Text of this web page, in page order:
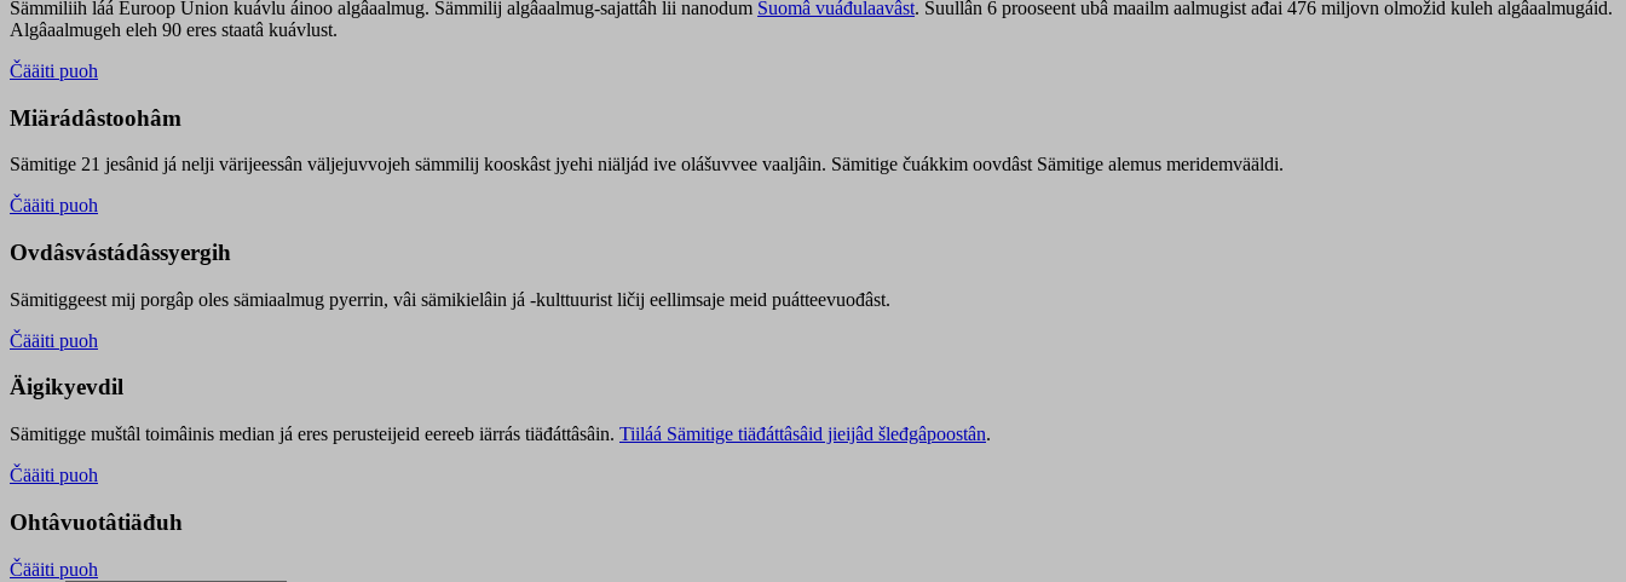
Sämmiliih láá Euroop Union kuávlu áinoo algâaalmug. Sämmilij algâaalmug-sajattâh lii nanodum Suomâ vuáđulaavâst. Suullân 6 prooseent ubâ maailm aalmugist ađai 476 miljovn olmožid kuleh algâaalmugáid.
Algâaalmugeh eleh 90 eres staatâ kuávlust.
Čääiti puoh
Miärádâstoohâm
Sämitige 21 jesânid já nelji värijeessân väljejuvvojeh sämmilij kooskâst jyehi niäljád ive olášuvvee vaaljâin. Sämitige čuákkim oovdâst Sämitige alemus meridemvääldi.
Čääiti puoh
Ovdâsvástádâssyergih
Sämitiggeest mij porgâp oles sämiaalmug pyerrin, vâi sämikielâin já -kulttuurist ličij eellimsaje meid puátteevuođâst.
Čääiti puoh
Äigikyevdil
Sämitigge muštâl toimâinis median já eres perusteijeid eereeb iärrás tiäđáttâsâin. Tiiláá Sämitige tiäđáttâsâid jieijâd šleđgâpoostân.
Čääiti puoh
Ohtâvuotâtiäđuh
Čääiti puoh